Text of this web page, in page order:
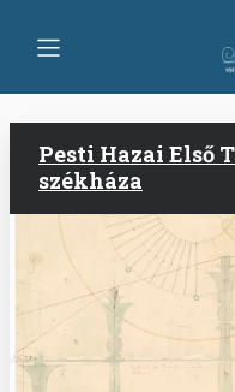
tartalomra
Pesti Hazai Első
székháza